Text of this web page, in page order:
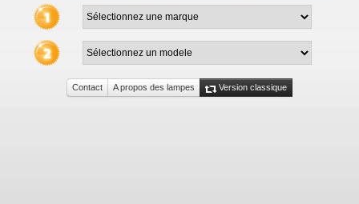
Contact A propos des lampes Version classique